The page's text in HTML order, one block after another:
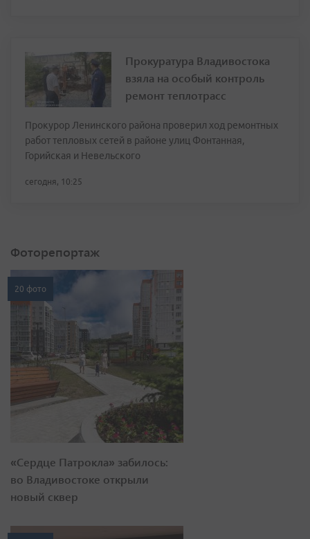
Прокуратура Владивостока
взяла на особый контроль
ремонт теплотрасс
Прокурор Ленинского района проверил ход ремонтных
работ тепловых сетей в районе улиц Фонтанная,
Горийская и Невельского
сегодня, 10:25
Фоторепортаж
20 фото
«Сердце Патрокла» забилось:
во Владивостоке открыли
новый сквер